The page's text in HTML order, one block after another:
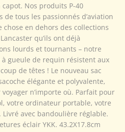
Nos produits P-40
tous les passionnés d’aviation
en dehors des collections
qu’ils ont déjà
lourds et tournants – notre
à gueule de requin résistent aux
de têtes ! Le nouveau sac
élégante et polyvalente,
n’importe où. Parfait pour
votre ordinateur portable, votre
avec bandoulière réglable.
éclair YKK. 43.2X17.8cm